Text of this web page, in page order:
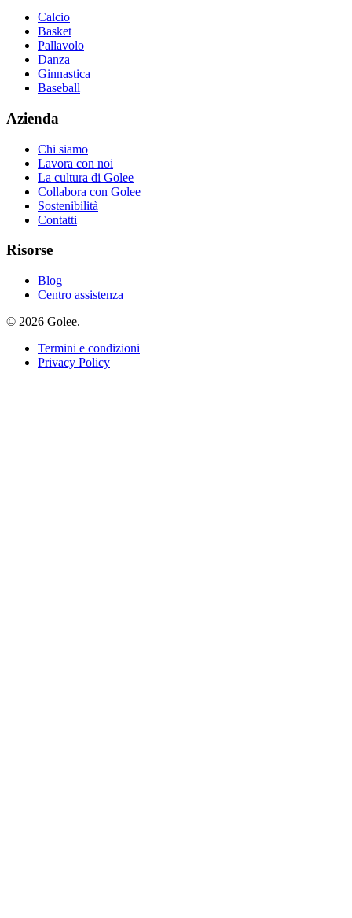
Calcio
Basket
Pallavolo
Danza
Ginnastica
Baseball
Azienda
Chi siamo
Lavora con noi
La cultura di Golee
Collabora con Golee
Sostenibilità
Contatti
Risorse
Blog
Centro assistenza
© 2026 Golee.
Termini e condizioni
Privacy Policy